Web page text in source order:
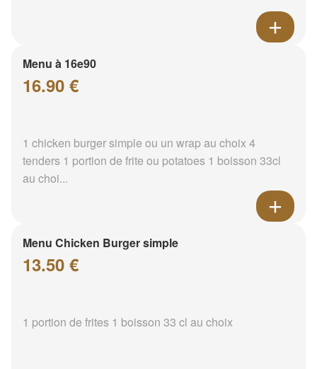
Menu à 16e90
16.90 €
1 chicken burger simple ou un wrap au choix 4
tenders 1 portion de frite ou potatoes 1 boisson 33cl
au choi...
Menu Chicken Burger simple
13.50 €
1 portion de frites 1 boisson 33 cl au choix